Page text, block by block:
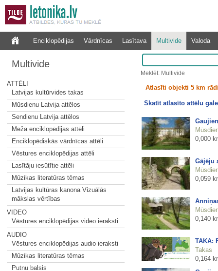
Enciklopēdijas Vārdnīcas Lasītava Multivide Valoda
Multivide
ATTĒLI
Latvijas kultūrvides takas
Mūsdienu Latvija attēlos
Sendienu Latvija attēlos
Meža enciklopēdijas attēli
Enciklopēdiskās vārdnīcas attēli
Vēstures enciklopēdijas attēli
Lasītāju iesūtītie attēli
Mūzikas literatūras tēmas
Latvijas kultūras kanona Vizuālās
mākslas vērtības
VIDEO
Vēstures enciklopēdijas video ieraksti
AUDIO
Vēstures enciklopēdijas audio ieraksti
Mūzikas literatūras tēmas
Putnu balsis
Meklēt: Multivide
Atlasīti objekti 5 km
Skatīt atlasīto attēlu
0,000
Gājēju
0,059
0,140
TAKA:
Takas
0,164